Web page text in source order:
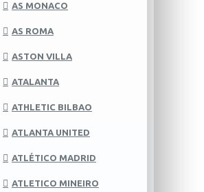
AS MONACO
AS ROMA
ASTON VILLA
ATALANTA
ATHLETIC BILBAO
ATLANTA UNITED
ATLÉTICO MADRID
ATLETICO MINEIRO